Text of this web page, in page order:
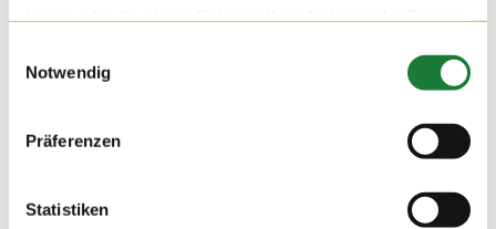
Notwendig
Präferenzen
Statistiken
Wir durften am Mittwoch auf dem Hof Hatke die Klassen 4
Für die Schülerinnen und Schüler der Förderschule wurde die
Führung zu einer erlebnisreichen Stationsarbeit, bei der sie